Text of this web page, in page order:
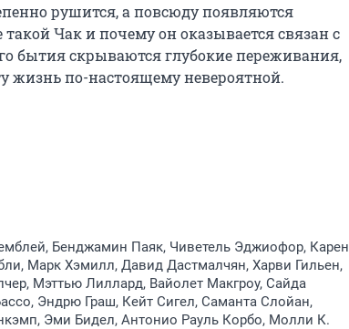
рушится, а повсюду появляются
Чак и почему он оказывается связан с
бытия скрываются глубокие переживания,
жизнь по-настоящему невероятной.
Бенджамин Паяк, Чиветель Эджиофор, Карен
Марк Хэмилл, Давид Дастмалчян, Харви Гильен,
Мэттью Лиллард, Вайолет Макгроу, Сайда
Эндрю Граш, Кейт Сигел, Саманта Слойан,
Эми Бидел, Антонио Рауль Корбо, Молли К.